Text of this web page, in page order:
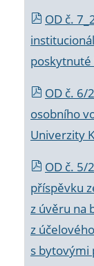
OD č.
poskytnuté
OD č. 6/
osobního
Univerzity
OD č. 5/
příspěvku
z úvěru na
z
s bytovými